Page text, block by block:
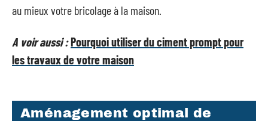
au mieux votre bricolage à la maison.
A voir aussi :Pourquoi utiliser du ciment prompt pour
les travaux de votre maison
Aménagement optimal de